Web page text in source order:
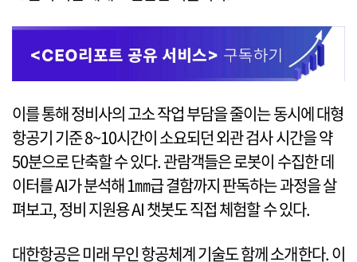
이를 통해 정비사의 고소 작업 부담을 줄이는 동시에 대형
항공기 기준 8~10시간이 소요되던 외관 검사 시간을 약
50분으로 단축할 수 있다. 관람객들은 로봇이 수집한 데
이터를 AI가 분석해 1㎜급 결함까지 판독하는 과정을 살
펴보고, 정비 지원용 AI 챗봇도 직접 체험할 수 있다.
대한항공은 미래 무인 항공체계 기술도 함께 소개한다. 이